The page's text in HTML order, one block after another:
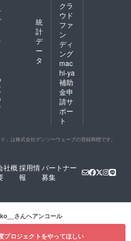
統
計
デ
ー
タ
クラ
ウド
ファ
ン
ディ
ング
mac
hi-ya
補助
金申
請サ
ポー
ト
ド」は株式会社デンソーウェーブの登録商標です。
社概採用情
報
パートナー
募集
さんへアンコール
プロジェクトをやってほしい